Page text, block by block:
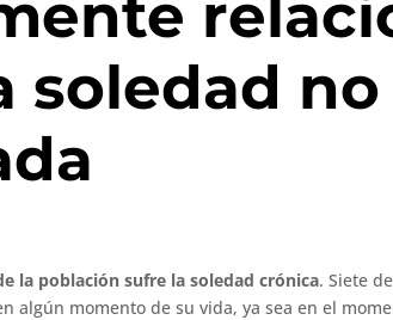
soledad no
la población sufre la soledad crónica. Siete
algún momento de su vida, ya sea en el